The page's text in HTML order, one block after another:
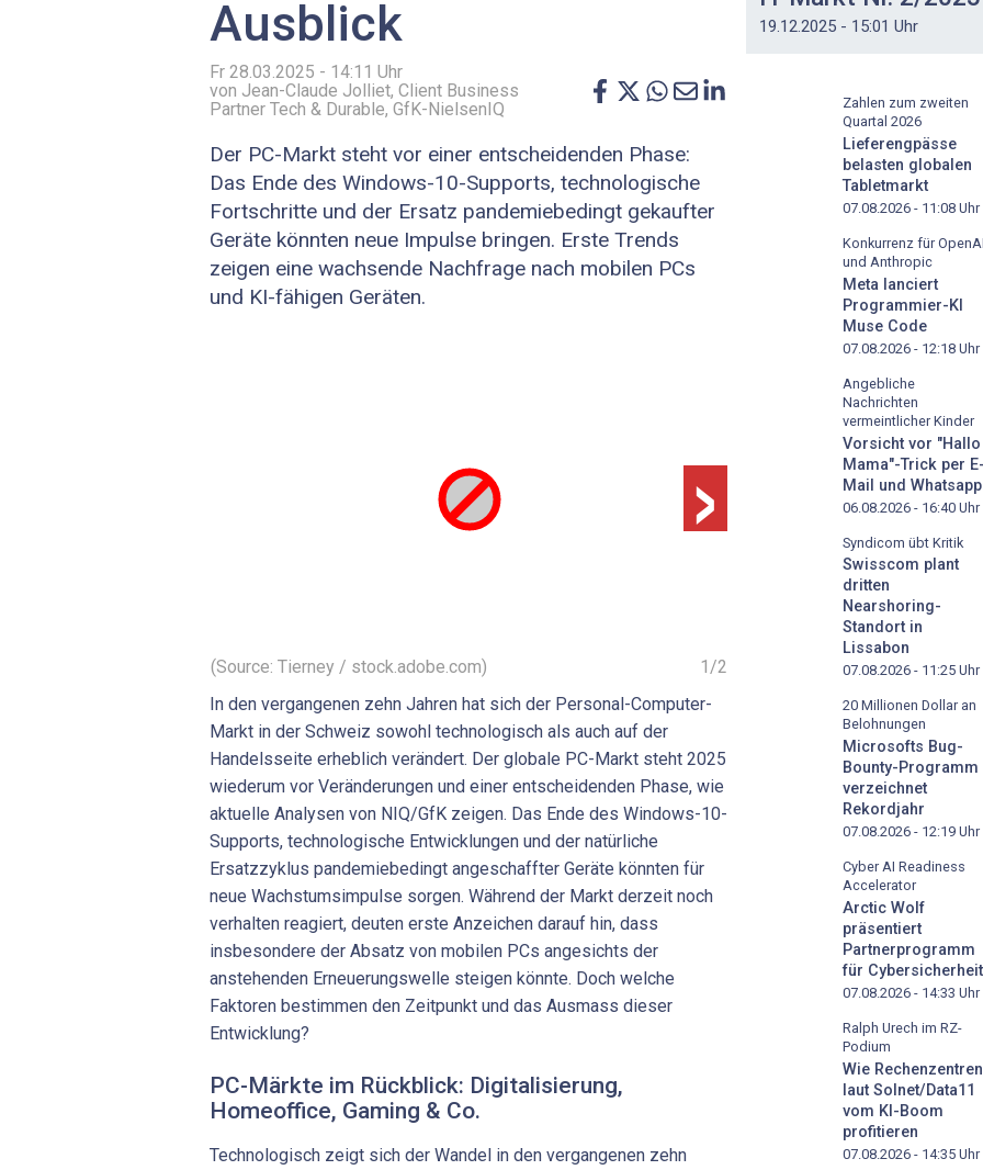
Ausblick
Fr 28.03.2025 - 14:11 Uhr
von Jean-Claude Jolliet, Client Business
Partner Tech & Durable, GfK-NielsenIQ
Der PC-Markt steht vor einer entscheidenden Phase:
Das Ende des Windows-10-Supports, technologische
Fortschritte und der Ersatz pandemiebedingt gekaufter
Geräte könnten neue Impulse bringen. Erste Trends
zeigen eine wachsende Nachfrage nach mobilen PCs
und KI-fähigen Geräten.
›
1 /2
(Source: Tierney / stock.adobe.com)
In den vergangenen zehn Jahren hat sich der Personal-Computer-
Markt in der Schweiz sowohl technologisch als auch auf der
Handelsseite erheblich verändert. Der globale PC-Markt steht 2025
wiederum vor Veränderungen und einer entscheidenden Phase, wie
aktuelle Analysen von NIQ/GfK zeigen. Das Ende des Windows-10-
Supports, technologische Entwicklungen und der natürliche
Ersatzzyklus pandemiebedingt angeschaffter Geräte könnten für
neue Wachstumsimpulse sorgen. Während der Markt derzeit noch
verhalten reagiert, deuten erste Anzeichen darauf hin, dass
insbesondere der Absatz von mobilen PCs angesichts der
anstehenden Erneuerungswelle steigen könnte. Doch welche
Faktoren bestimmen den Zeitpunkt und das Ausmass dieser
Entwicklung?
PC-Märkte im Rückblick: Digitalisierung,
Homeoffice, ­Gaming & Co.
Technologisch zeigt sich der Wandel in den vergangenen zehn
19.12.2025 - 15:01 Uhr
Zahlen zum zweiten
Quartal 2026
Lieferengpässe
belasten globalen
Tabletmarkt
07.08.2026 - 11:08 Uhr
Konkurrenz für OpenAI
und Anthropic
Meta lanciert
Programmier-KI
Muse Code
07.08.2026 - 12:18 Uhr
Angebliche
Nachrichten
vermeintlicher Kinder
Vorsicht vor "Hallo
Mama"-Trick per E-
Mail und Whatsapp
06.08.2026 - 16:40 Uhr
Syndicom übt Kritik
Swisscom plant
dritten
Nearshoring-
Standort in
Lissabon
07.08.2026 - 11:25 Uhr
20 Millionen Dollar an
Belohnungen
Microsofts Bug-
Bounty-Programm
verzeichnet
Rekordjahr
07.08.2026 - 12:19 Uhr
Cyber AI Readiness
Accelerator
Arctic Wolf
präsentiert
Partnerprogramm
für Cybersicherheit
07.08.2026 - 14:33 Uhr
Ralph Urech im RZ-
Podium
Wie Rechenzentren
laut Solnet/Data11
vom KI-Boom
profitieren
07.08.2026 - 14:35 Uhr